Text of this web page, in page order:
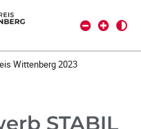
Wittenberg 2023
STABIL